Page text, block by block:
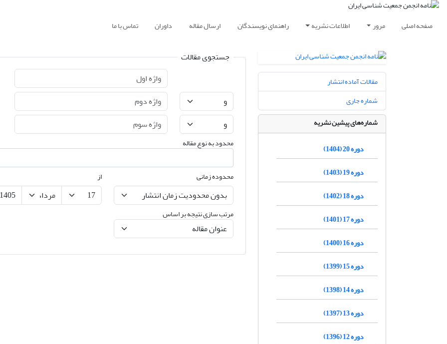
صفحه اصلی مرور اطلاعات نشریه راهنمای نویسندگان ارسال مقاله داوران تماس با ما
جستجوی مقالات
محدود به نوع مقاله
محدوده زمانی از
مرتب سازی نتیجه بر اساس
مقالات آماده انتشار
شماره جاری
شماره‌های پیشین نشریه
دوره 20 (1404)
دوره 19 (1403)
دوره 18 (1402)
دوره 17 (1401)
دوره 16 (1400)
دوره 15 (1399)
دوره 14 (1398)
دوره 13 (1397)
دوره 12 (1396)